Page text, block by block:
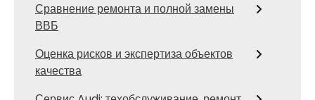
Сравнение ремонта и полной замены
ВВБ
Оценка рисков и экспертиза объектов
качества